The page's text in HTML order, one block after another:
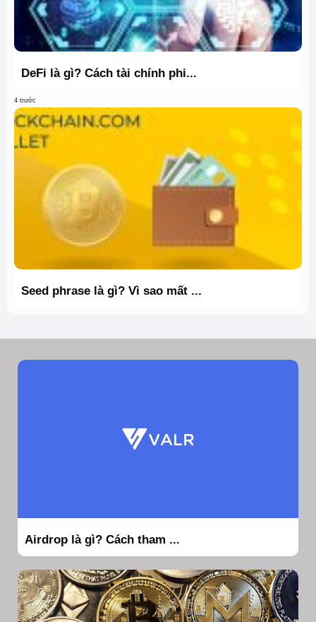
DeFi là gì? Cách tài chính phi...
4 trước
Seed phrase là gì? Vì sao mất ...
Airdrop là gì? Cách tham ...